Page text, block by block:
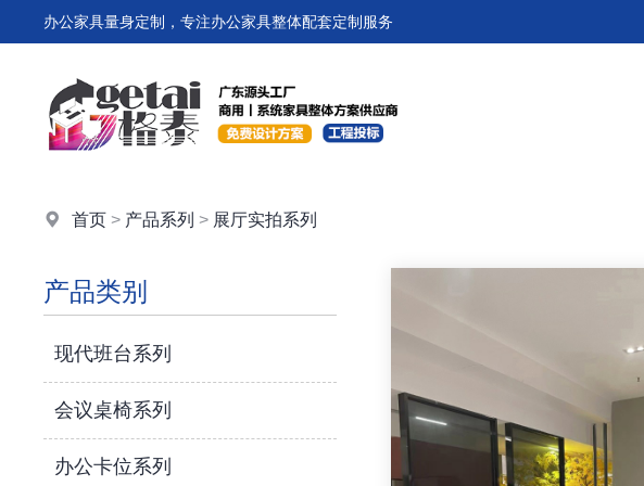
办公家具量身定制，专注办公家具整体配套定制服务
首页 > 产品系列 > 展厅实拍系列
产品类别
现代班台系列
会议桌椅系列
办公卡位系列